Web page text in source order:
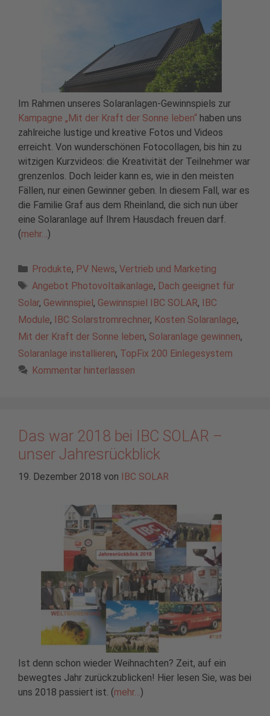
Im Rahmen unseres Solaranlagen-Gewinnspiels zur
Kampagne „Mit der Kraft der Sonne leben“ haben uns
zahlreiche lustige und kreative Fotos und Videos
erreicht. Von wunderschönen Fotocollagen, bis hin zu
witzigen Kurzvideos: die Kreativität der Teilnehmer war
grenzenlos. Doch leider kann es, wie in den meisten
Fällen, nur einen Gewinner geben. In diesem Fall, war es
die Familie Graf aus dem Rheinland, die sich nun über
eine Solaranlage auf Ihrem Hausdach freuen darf.
(mehr… )
Kategorien
Produkte, PV News, Vertrieb und Marketing
Schlagwörter
Angebot Photovoltaikanlage, Dach geeignet für
Solar, Gewinnspiel, Gewinnspiel IBC SOLAR, IBC
Module, IBC Solarstromrechner, Kosten Solaranlage,
Mit der Kraft der Sonne leben, Solaranlage gewinnen,
Solaranlage installieren, TopFix 200 Einlegesystem
Kommentar hinterlassen
Das war 2018 bei IBC SOLAR –
unser Jahresrückblick
19. Dezember 2018 von IBC SOLAR
Ist denn schon wieder Weihnachten? Zeit, auf ein
bewegtes Jahr zurückzublicken! Hier lesen Sie, was bei
uns 2018 passiert ist. (mehr…)